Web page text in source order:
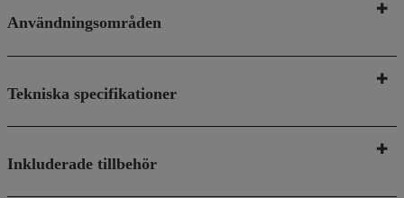
Användningsområden
Tekniska specifikationer
Inkluderade tillbehör